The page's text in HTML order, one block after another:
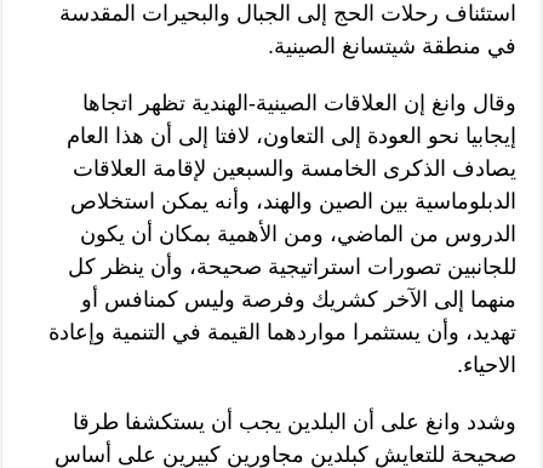
استئناف رحلات الحج إلى الجبال والبحيرات المقدسة
في منطقة شيتسانغ الصينية.
وقال وانغ إن العلاقات الصينية-الهندية تظهر اتجاها
إيجابيا نحو العودة إلى التعاون، لافتا إلى أن هذا العام
يصادف الذكرى الخامسة والسبعين لإقامة العلاقات
الدبلوماسية بين الصين والهند، وأنه يمكن استخلاص
الدروس من الماضي، ومن الأهمية بمكان أن يكون
للجانبين تصورات استراتيجية صحيحة، وأن ينظر كل
منهما إلى الآخر كشريك وفرصة وليس كمنافس أو
تهديد، وأن يستثمرا مواردهما القيمة في التنمية وإعادة
الاحياء.
وشدد وانغ على أن البلدين يجب أن يستكشفا طرقا
صحيحة للتعايش كبلدين مجاورين كبيرين على أساس